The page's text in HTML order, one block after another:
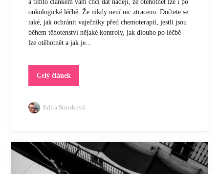
a tímto článkem vám chci dát naději, že otěhotnět lze i po
onkologické léčbě. Že nikdy není nic ztraceno. Dočtete se
také, jak ochránit vaječníky před chemoterapií, jestli jsou
během těhotenství nějaké kontroly, jak dlouho po léčbě
lze otěhotnět a jak je...
Celý článek
Edita Strusková